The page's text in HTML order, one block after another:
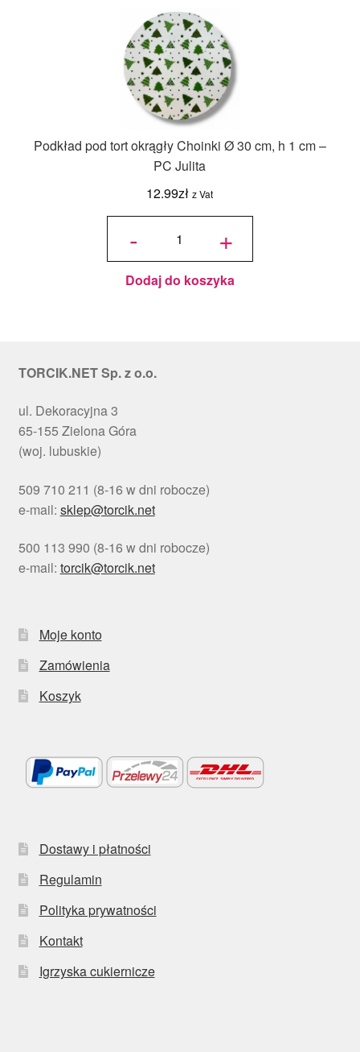
Podkład pod tort okrągły Choinki Ø 30 cm, h 1 cm –
PC Julita
12.99zł z Vat
-
ilość
okrągły
Choinki
cm, h 1
cm - PC
+
Dodaj do koszyka
TORCIK.NET Sp. z o.o.
ul. Dekoracyjna 3
65-155 Zielona Góra
(woj. lubuskie)
509 710 211 (8-16 w dni robocze)
e-mail: sklep@torcik.net
500 113 990 (8-16 w dni robocze)
e-mail: torcik@torcik.net
Moje konto
Zamówienia
Koszyk
Dostawy i płatności
Regulamin
Polityka prywatności
Kontakt
Igrzyska cukiernicze